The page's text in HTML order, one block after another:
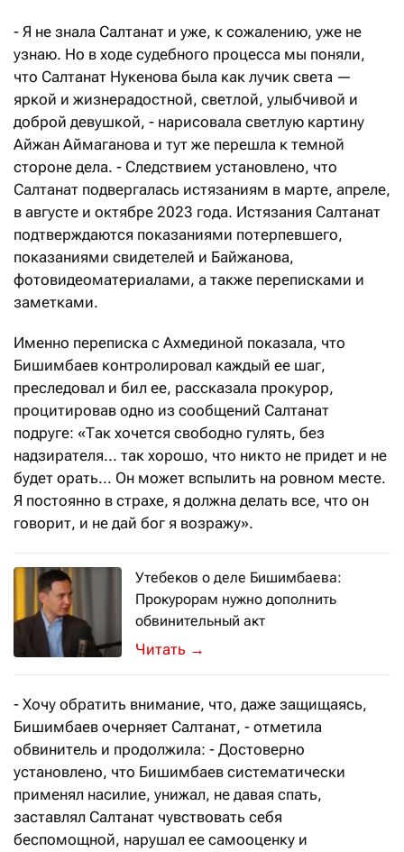
- Я не знала Салтанат и уже, к сожалению, уже не
узнаю. Но в ходе судебного процесса мы поняли,
что Салтанат Нукенова была как лучик света —
яркой и жизнерадостной, светлой, улыбчивой и
доброй девушкой, - нарисовала светлую картину
Айжан Аймаганова и тут же перешла к темной
стороне дела. - Следствием установлено, что
Салтанат подвергалась истязаниям в марте, апреле,
в августе и октябре 2023 года. Истязания Салтанат
подтверждаются показаниями потерпевшего,
показаниями свидетелей и Байжанова,
фотовидеоматериалами, а также переписками и
заметками.
Именно переписка с Ахмединой показала, что
Бишимбаев контролировал каждый ее шаг,
преследовал и бил ее, рассказала прокурор,
процитировав одно из сообщений Салтанат
подруге: «Так хочется свободно гулять, без
надзирателя... так хорошо, что никто не придет и не
будет орать... Он может вспылить на ровном месте.
Я постоянно в страхе, я должна делать все, что он
говорит, и не дай бог я возражу».
Утебеков о деле Бишимбаева:
Прокурорам нужно дополнить
обвинительный акт
Начинать прения без этого –
→
- Хочу обратить внимание, что, даже защищаясь,
Бишимбаев очерняет Салтанат, - отметила
обвинитель и продолжила: - Достоверно
установлено, что Бишимбаев систематически
применял насилие, унижал, не давая спать,
заставлял Салтанат чувствовать себя
беспомощной, нарушал ее самооценку и